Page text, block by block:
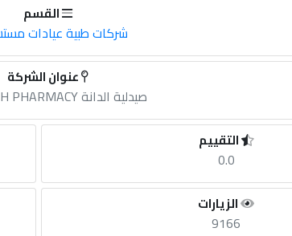
القسم
شركات طبية عيادات
عنوان الشركة
صيدلية الدانة AL DANAH PHARMACY
التقييم
0.0
الزيارات
9166